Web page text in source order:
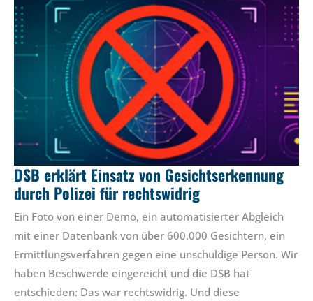
DSB erklärt Einsatz von Gesichtserkennung
durch Polizei für rechtswidrig
Ein Foto von einer Demo, ein automatisierter Abgleich
mit einer Datenbank von über 600.000 Gesichtern, ein
Ermittlungsverfahren gegen eine unschuldige Person. Wir
haben Beschwerde eingereicht und die DSB hat
entschieden: Das war rechtswidrig. Und diese